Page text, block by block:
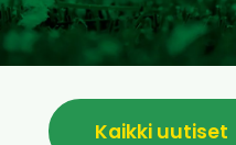
Kaikki uutiset